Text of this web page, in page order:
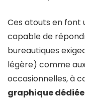
Ces atouts en
capable de
bureautiques
légère) comme
occasionnelles, à
graphique dédiée.